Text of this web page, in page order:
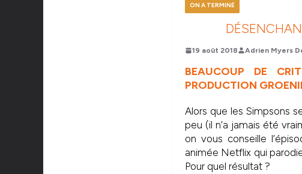
ON A TERMINÉ
19 août 2018 Adrien Myers
BEAUCOUP DE
PRODUCTION
Alors que les Simpsons
peu (il n’a jamais été
on vous conseille
animée Netflix qui
Pour quel résultat ?